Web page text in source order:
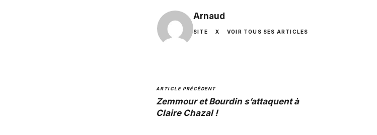
Arnaud
SITE X VOIR TOUS SES ARTICLES
ARTICLE PRÉCÉDENT
Zemmour et Bourdin s’attaquent à
Claire Chazal !